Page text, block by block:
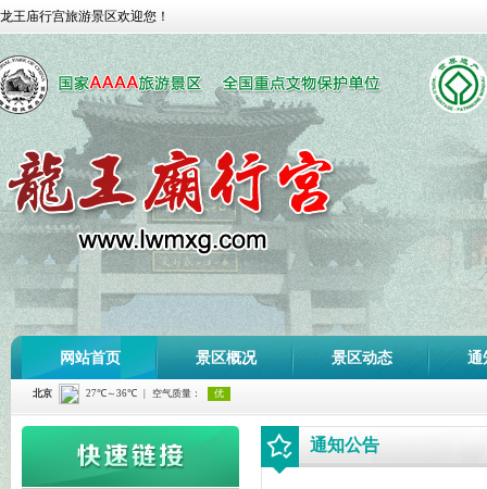
龙王庙行宫旅游景区欢迎您！
网站首页 景区概况 景区动态 通
通知公告